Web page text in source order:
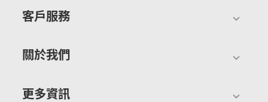
客戶服務
關於我們
更多資訊